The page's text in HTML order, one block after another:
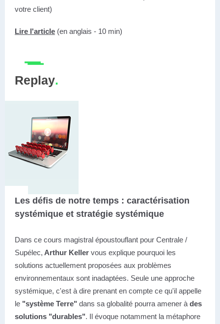
votre client)
Lire l'article (en anglais - 10 min)
Replay.
Les défis de notre temps : caractérisation
systémique et stratégie systémique
Dans ce cours magistral époustouflant pour Centrale /
Supélec, Arthur Keller vous explique pourquoi les
solutions actuellement proposées aux problèmes
environnementaux sont inadaptées. Seule une approche
systémique, c'est à dire prenant en compte ce qu'il appelle
le "système Terre" dans sa globalité pourra amener à des
solutions "durables". Il évoque notamment la métaphore